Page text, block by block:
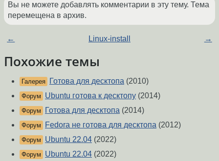
Вы не можете добавлять комментарии в эту тему. Тема
перемещена в архив.
← Linux-install →
Похожие темы
Галерея Готова для десктопа (2010)
Форум Ubuntu готова к десктопу (2014)
Форум Готова для десктопа (2014)
Форум Fedora не готова для десктопа (2012)
Форум Ubuntu 22.04 (2022)
Форум Ubuntu 22.04 (2022)